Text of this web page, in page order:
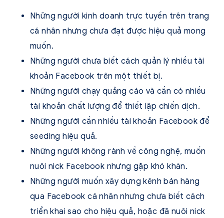
Những người kinh doanh trực tuyến trên trang
cá nhân nhưng chưa đạt được hiệu quả mong
muốn.
Những người chưa biết cách quản lý nhiều tài
khoản Facebook trên một thiết bị.
Những người chạy quảng cáo và cần có nhiều
tài khoản chất lượng để thiết lập chiến dịch.
Những người cần nhiều tài khoản Facebook để
seeding hiệu quả.
Những người không rành về công nghệ, muốn
nuôi nick Facebook nhưng gặp khó khăn.
Những người muốn xây dựng kênh bán hàng
qua Facebook cá nhân nhưng chưa biết cách
triển khai sao cho hiệu quả, hoặc đã nuôi nick